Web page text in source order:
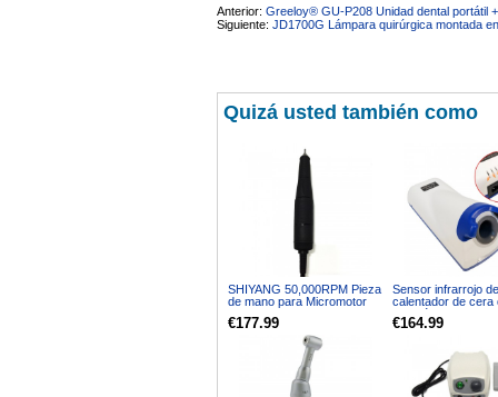
Anterior: Greeloy® GU-P208 Unidad dental portátil
Siguiente: JD1700G Lámpara quirúrgica montada
Quizá usted también como
SHIYANG 50,000RPM Pieza
de mano para Micromotor
€177.99
Sensor infrarrojo
calentador de cera
electrónica dental
de laboratorio de la
€164.99